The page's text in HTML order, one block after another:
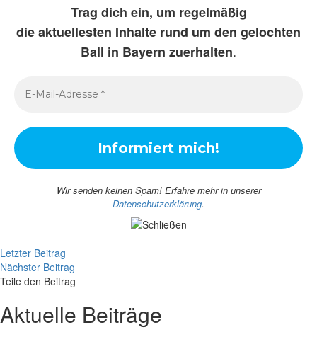
Trag dich ein, um regelmäßig
die aktuellesten Inhalte rund um den gelochten
Ball in Bayern zuerhalten.
Wir senden keinen Spam! Erfahre mehr in unserer
Datenschutzerklärung.
Letzter Beitrag
Nächster Beitrag
Teile den Beitrag
Aktuelle Beiträge